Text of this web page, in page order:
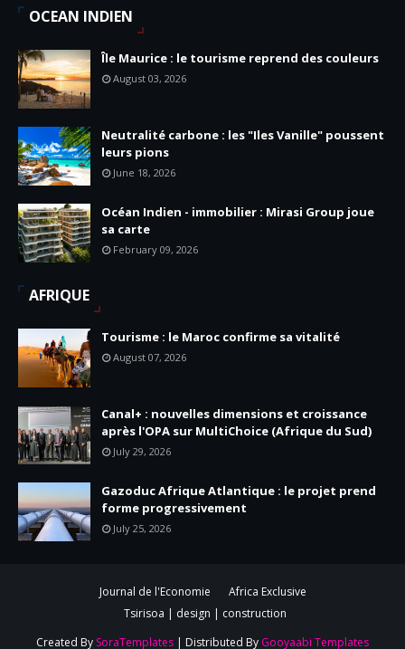
OCEAN INDIEN
Île Maurice : le tourisme reprend des couleurs
August 03, 2026
Neutralité carbone : les "Iles Vanille" poussent
leurs pions
June 18, 2026
Océan Indien - immobilier : Mirasi Group joue
sa carte
February 09, 2026
AFRIQUE
Tourisme : le Maroc confirme sa vitalité
August 07, 2026
Canal+ : nouvelles dimensions et croissance
après l'OPA sur MultiChoice (Afrique du Sud)
July 29, 2026
Gazoduc Afrique Atlantique : le projet prend
forme progressivement
July 25, 2026
Journal de l'Economie
Africa Exclusive
Tsirisoa | design | construction
Created By SoraTemplates | Distributed By Gooyaabi Templates